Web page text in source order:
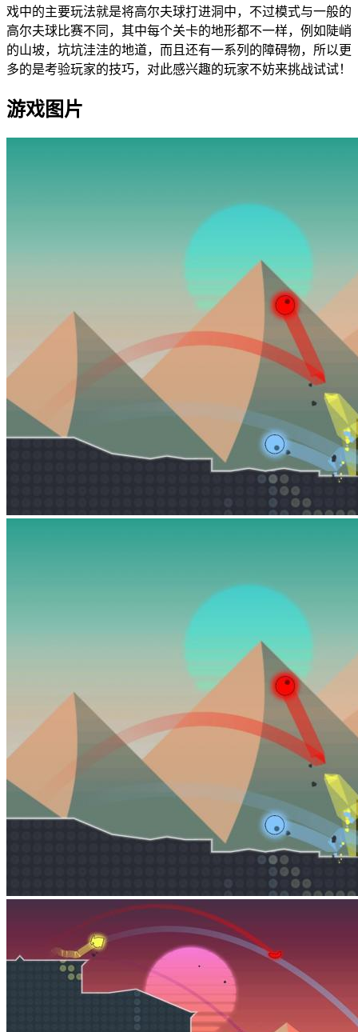
戏中的主要玩法就是将高尔夫球打进洞中，不过模式与一般的
高尔夫球比赛不同，其中每个关卡的地形都不一样，例如陡峭
的山坡，坑坑洼洼的地道，而且还有一系列的障碍物，所以更
多的是考验玩家的技巧，对此感兴趣的玩家不妨来挑战试试！
游戏图片